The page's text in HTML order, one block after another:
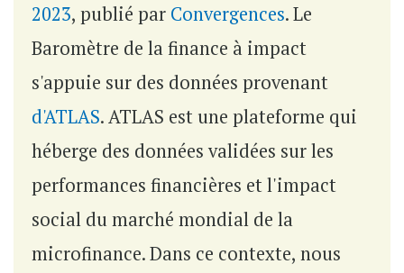
2023, publié par Convergences. Le
Baromètre de la finance à impact
s'appuie sur des données provenant
d'ATLAS. ATLAS est une plateforme qui
héberge des données validées sur les
performances financières et l'impact
social du marché mondial de la
microfinance. Dans ce contexte, nous